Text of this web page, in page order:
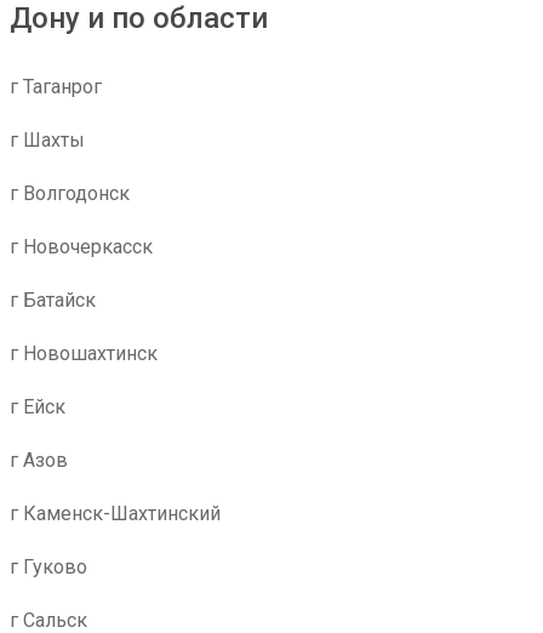
Дону и по области
г Таганрог
г Шахты
г Волгодонск
г Новочеркасск
г Батайск
г Новошахтинск
г Ейск
г Азов
г Каменск-Шахтинский
г Гуково
г Сальск